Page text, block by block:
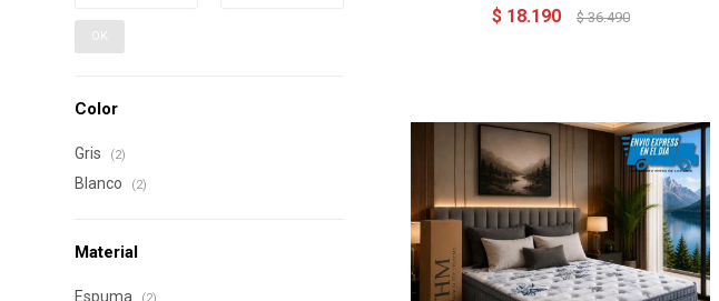
$ 18.190 $ 36.490
OK
Color
Gris (2)
Blanco (2)
Material
Espuma